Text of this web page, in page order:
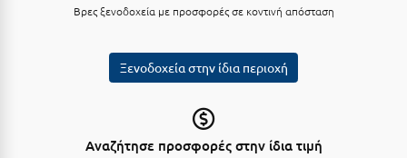
Βρες ξενοδοχεία με προσφορές σε κοντινή απόσταση
Ξενοδοχεία στην ίδια περιοχή
Αναζήτησε προσφορές στην ίδια τιμή